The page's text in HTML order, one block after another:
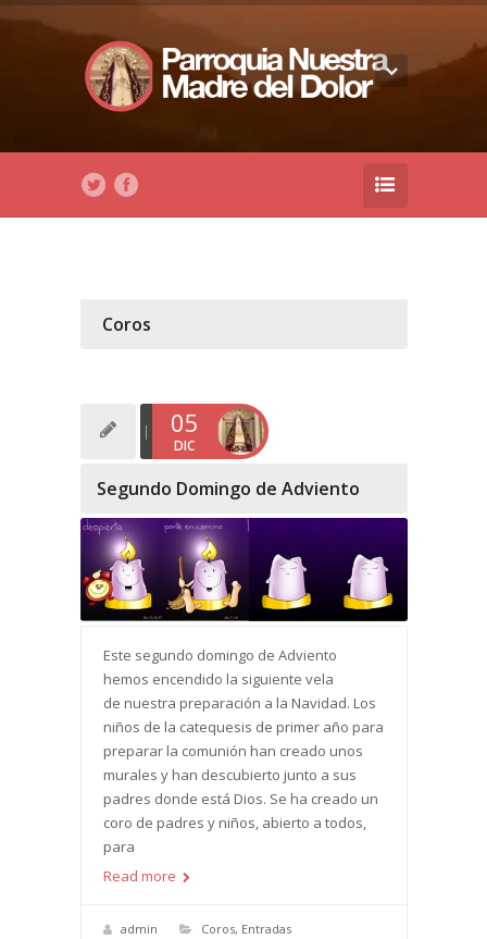
Coros
05
DIC
Segundo Domingo de Adviento
Este segundo domingo de Adviento
hemos encendido la siguiente vela
de nuestra preparación a la Navidad. Los
niños de la catequesis de primer año para
preparar la comunión han creado unos
murales y han descubierto junto a sus
padres donde está Dios. Se ha creado un
coro de padres y niños, abierto a todos,
para
Read more
admin Coros, Entradas